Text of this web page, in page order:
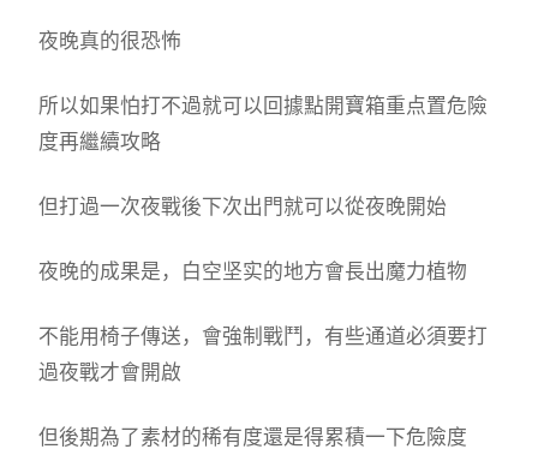
夜晚真的很恐怖
所以如果怕打不過就可以回據點開寶箱重点置危險
度再繼續攻略
但打過一次夜戰後下次出門就可以從夜晚開始
夜晚的成果是，白空坚实的地方會長出魔力植物
不能用椅子傳送，會強制戰鬥，有些通道必須要打
過夜戰才會開啟
但後期為了素材的稀有度還是得累積一下危險度